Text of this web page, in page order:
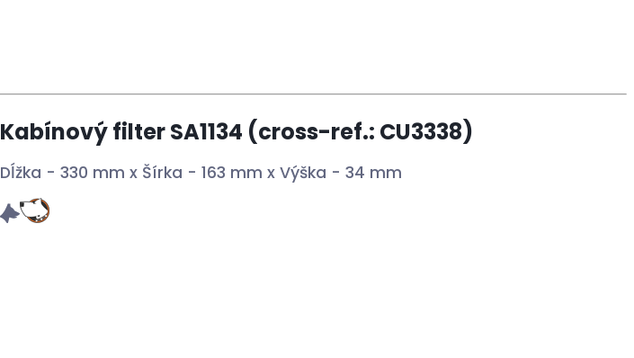
Kabínový filter SA1134 (cross-ref.: CU3338)
Dĺžka - 330 mm x Šírka - 163 mm x Výška - 34 mm